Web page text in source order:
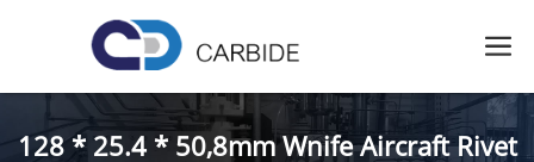
128 * 25.4 * 50,8mm Wnife Aircraft Rivet